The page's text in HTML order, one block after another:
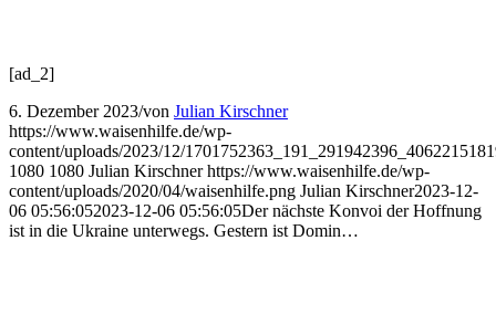
[ad_2]
6. Dezember 2023/von Julian Kirschner
https://www.waisenhilfe.de/wp-
content/uploads/2023/12/
1080 1080 Julian Kirschner https://www.waisenhilfe.de/wp-
content/uploads/2020/04/waisenhilfe.png Julian Kirschner2023-12-
06 05:56:052023-12-06 05:56:05Der nächste Konvoi der Hoffnung
ist in die Ukraine unterwegs. Gestern ist Domin…